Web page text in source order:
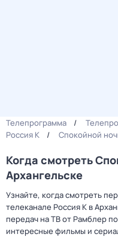
Телепрограмма
Россия К
Спокойной
Когда смотреть
Архангельске
Узнайте, когда смотреть
телеканале Россия К в
передач на ТВ от Рамблер
интересные фильмы и